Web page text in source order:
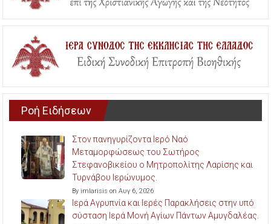
Ροή Ειδήσεων
Στον πανηγυρίζοντα Ιερό Ναό
Μεταμορφώσεως του Σωτήρος
Στεφανοβικείου ο Μητροπολίτης Λαρίσης και
Τυρνάβου Ιερώνυμος.
By imlarisis on Αυγ 6, 2026
Ιερά Αγρυπνία και Ιερές Παρακλήσεις στην υπό
σύσταση Ιερά Μονή Αγίων Πάντων Αμυγδαλέας.